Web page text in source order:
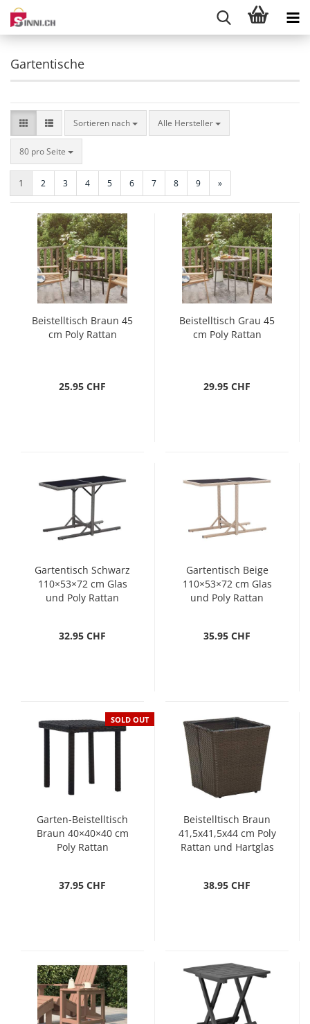
Gartentische
Sortieren nach
Sortieren nach Alle Hersteller
80 pro Seite
pro Seite
1 2 3 4 5 6 7 8 9 »
Beistelltisch Braun 45
cm Poly Rattan
25.95 CHF
Beistelltisch Grau 45
cm Poly Rattan
29.95 CHF
Gartentisch Schwarz
110×53×72 cm Glas
und Poly Rattan
32.95 CHF
Gartentisch Beige
110×53×72 cm Glas
und Poly Rattan
35.95 CHF
SOLD OUT
Garten-Beistelltisch
Braun 40×40×40 cm
Poly Rattan
37.95 CHF
Beistelltisch Braun
41,5x41,5x44 cm Poly
Rattan und Hartglas
38.95 CHF